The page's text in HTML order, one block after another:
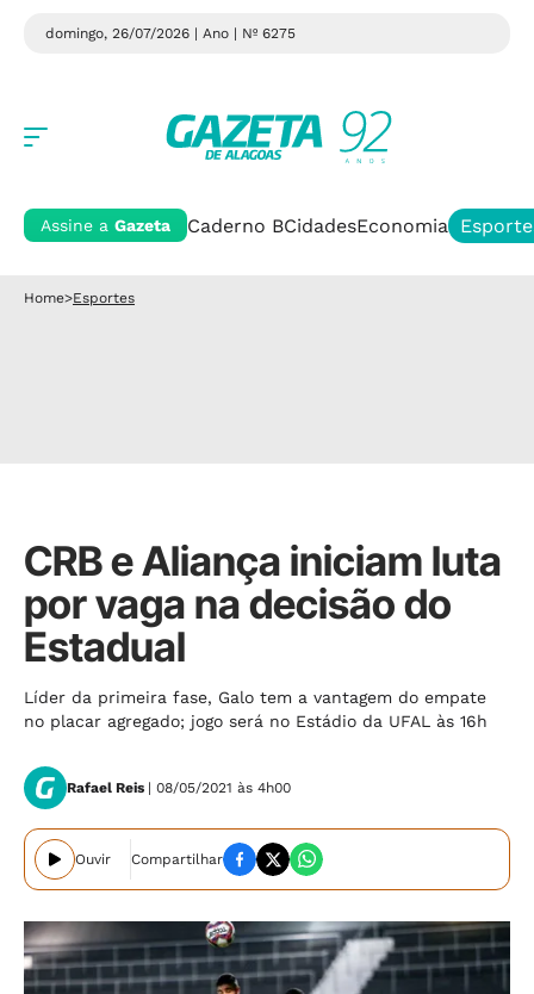
domingo, 26/07/2026 | Ano | Nº 6275
Assine a Gazeta Caderno BCidadesEconomia
Home>Esportes
CRB e Aliança iniciam luta
por vaga na decisão do
Estadual
Líder da primeira fase, Galo tem a vantagem do empate
no placar agregado; jogo será no Estádio da UFAL às 16h
Rafael Reis | 08/05/2021 às 4h00
Ouvir Compartilhar